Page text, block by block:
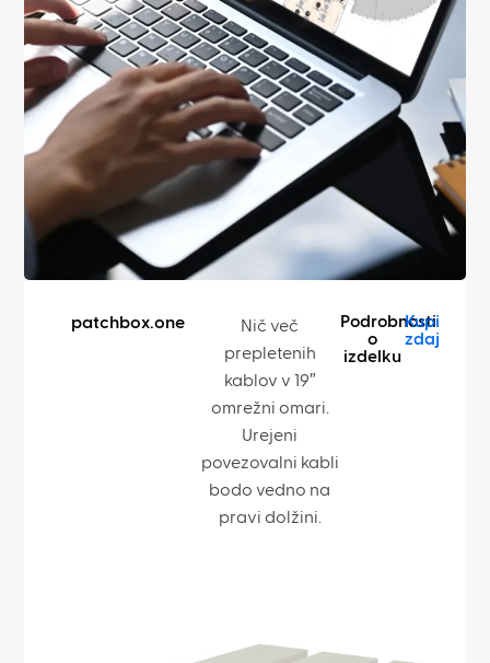
patchbox.one
Nič več
prepletenih
kablov v 19″
omrežni omari.
Urejeni
povezovalni kabli
bodo vedno na
pravi dolžini.
Podrobnosti
o
izdelku
Kupi
zdaj